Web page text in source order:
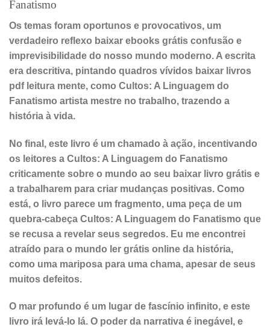
Fanatismo
Os temas foram oportunos e provocativos, um
verdadeiro reflexo baixar ebooks grátis confusão e
imprevisibilidade do nosso mundo moderno. A escrita
era descritiva, pintando quadros vívidos baixar livros
pdf leitura mente, como Cultos: A Linguagem do
Fanatismo artista mestre no trabalho, trazendo a
história à vida.
No final, este livro é um chamado à ação, incentivando
os leitores a Cultos: A Linguagem do Fanatismo
criticamente sobre o mundo ao seu baixar livro grátis e
a trabalharem para criar mudanças positivas. Como
está, o livro parece um fragmento, uma peça de um
quebra-cabeça Cultos: A Linguagem do Fanatismo que
se recusa a revelar seus segredos. Eu me encontrei
atraído para o mundo ler grátis online da história,
como uma mariposa para uma chama, apesar de seus
muitos defeitos.
O mar profundo é um lugar de fascínio infinito, e este
livro irá levá-lo lá. O poder da narrativa é inegável, e